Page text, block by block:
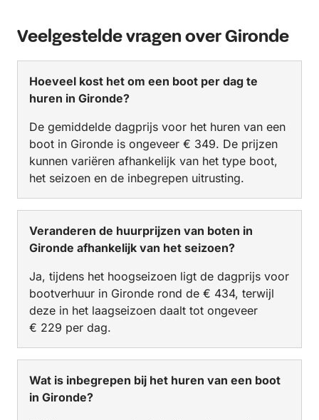
Veelgestelde vragen over Gironde
Hoeveel kost het om een boot per dag te
huren in Gironde?
De gemiddelde dagprijs voor het huren van een
boot in Gironde is ongeveer € 349. De prijzen
kunnen variëren afhankelijk van het type boot,
het seizoen en de inbegrepen uitrusting.
Veranderen de huurprijzen van boten in
Gironde afhankelijk van het seizoen?
Ja, tijdens het hoogseizoen ligt de dagprijs voor
bootverhuur in Gironde rond de € 434, terwijl
deze in het laagseizoen daalt tot ongeveer
€ 229 per dag.
Wat is inbegrepen bij het huren van een boot
in Gironde?